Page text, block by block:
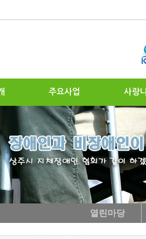
주요사업 사랑
열린마당